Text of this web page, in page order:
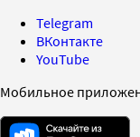
Telegram
ВКонтакте
YouTube
Мобильное